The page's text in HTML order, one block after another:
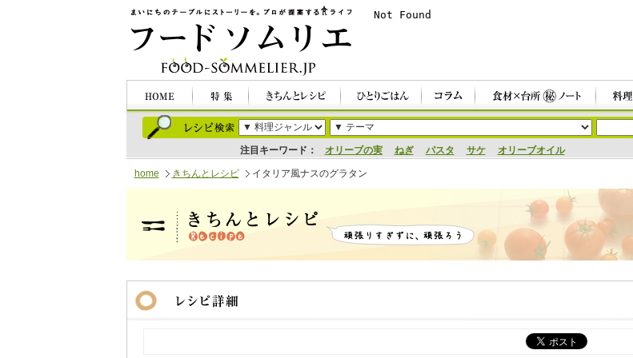
注目キーワード： オリーブの実 ねぎ パスタ サケ オリーブオイル
home きちんとレシピ イタリア風ナスのグラタン